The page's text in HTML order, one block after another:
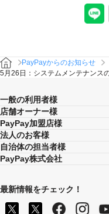
PayPayからのお知らせ
5月26日：システムメンテナンス
一般の利用者様
店舗オーナー様
PayPay加盟店様
法人のお客様
自治体の担当者様
PayPay株式会社
最新情報をチェック！